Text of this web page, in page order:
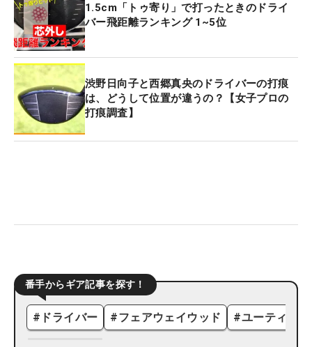
1.5cm「トゥ寄り」で打ったときのドライ
バー飛距離ランキング 1~5位
渋野日向子と西郷真央のドライバーの打痕
は、どうして位置が違うの？【女子プロの
打痕調査】
番手からギア記事を探す！
# ドライバー #フェアウェイウッド #ユーティリ